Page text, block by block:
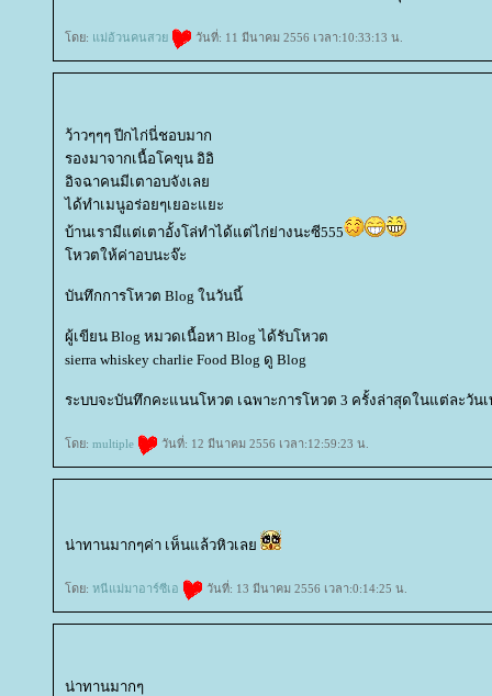
ดย: ม่อ้วนคนสว วันที่: 11 มีนาคม 2556 เวลา:10:33:13 น.
ว้าวๆๆๆ ปีกไก่นี่ชอบมาก
รองมาจากเนื้อโคขุน อิอิ
อิจฉาคนมีเตาอบจังเล
ได้ทำเมนูอร่อยๆเยอะแยะ
บ้านเรามีแต่เตาอั้งโล่ทำได้แต่ไก่ย่างนะซี555
หวตให้ค่าอบนะจ๊ะ
บันทึกการโหวต Blog ในวันนี้
ผู้เขียน Blog หมวดเนื้อหา Blog ได้รับโหวต
sierra whiskey charlie Food Blog ดู Blog
ระบบจะบันทึกคะแนนโหวต เฉพาะการโหวต 3 ครั้งล่าสุดในแต่ละวัน
ดย: multiple วันที่: 12 มีนาคม 2556 เวลา:12:59:23 น.
น่าทานมากๆค่า เห็นแล้วหิวเล
ดย: หนีแม่มาอาร์ซีเอ วันที่: 13 มีนาคม 2556 เวลา:0:14:25 น.
น่าทานมากๆ